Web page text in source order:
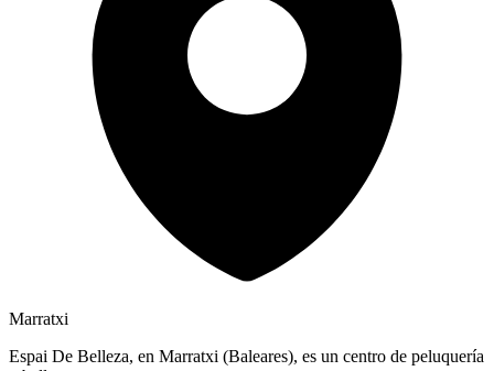
Marratxi
Espai De Belleza, en Marratxi (Baleares), es un centro de peluquería